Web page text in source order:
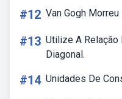
#12 Van Gogh Morreu
#13 Utilize A Relação
Diagonal.
#14 Unidades De